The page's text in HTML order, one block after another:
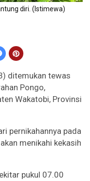
diri. (Istimewa)
ditemukan tewas
Pongo,
Wakatobi, Provinsi
pernikahannya pada
menikahi kekasih
pukul 07.00